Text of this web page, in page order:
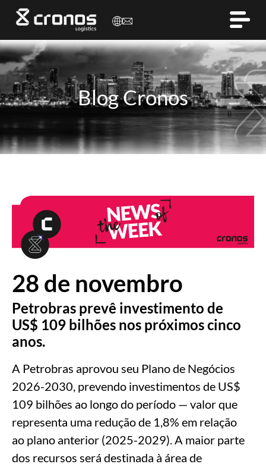
Blog Cronos
28 de novembro
Petrobras prevê investimento de
US$ 109 bilhões nos próximos cinco
anos.
A Petrobras aprovou seu Plano de Negócios
2026-2030, prevendo investimentos de US$
109 bilhões ao longo do período — valor que
representa uma redução de 1,8% em relação
ao plano anterior (2025-2029). A maior parte
dos recursos será destinada à área de